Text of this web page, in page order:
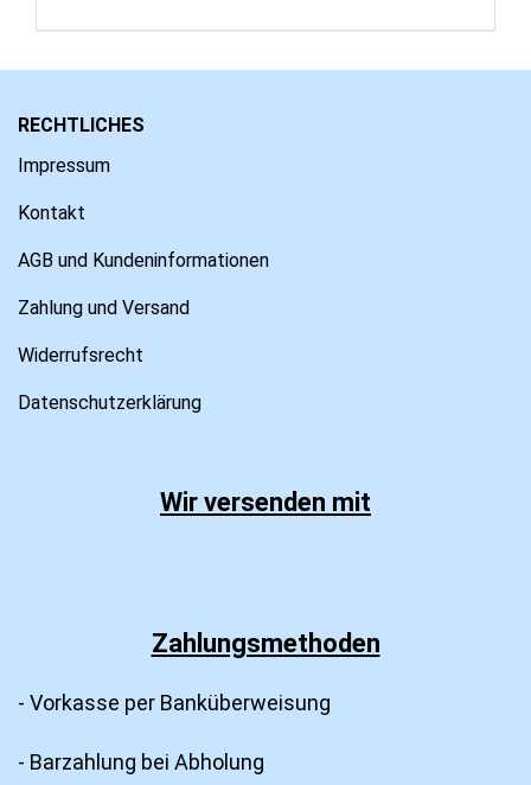
RECHTLICHES
Impressum
Kontakt
AGB und Kundeninformationen
Zahlung und Versand
Widerrufsrecht
Datenschutzerklärung
Wir versenden mit
Zahlungsmethoden
- Vorkasse per Banküberweisung
- Barzahlung bei Abholung